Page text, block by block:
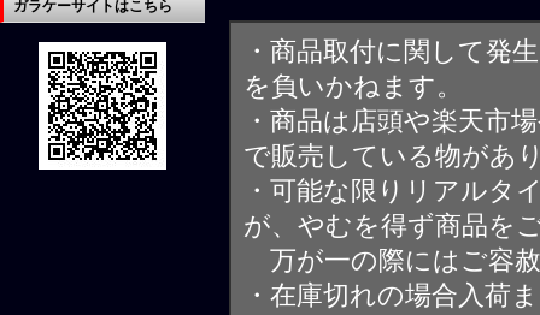
・商品取付に関して発
を負いかねます。
・商品は店頭や楽天市
で販売している物があ
・可能な限りリアルタ
が、やむを得ず商品を
万が一の際にはご容
・在庫切れの場合入荷
ガラケーサイトはこちら